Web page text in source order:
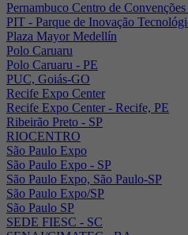
Pernambuco Centro de
PIT - Parque de Inovação
Plaza Mayor Medellín
Polo Caruaru
Polo Caruaru - PE
PUC, Goiás-GO
Recife Expo Center
Recife Expo Center - Recife, PE
Ribeirão Preto - SP
RIOCENTRO
São Paulo Expo
São Paulo Expo - SP
São Paulo Expo, São Paulo-SP
São Paulo Expo/SP
São Paulo SP
SEDE FIESC - SC